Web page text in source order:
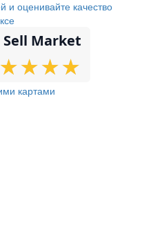
Sell Market
★
★★
★★
★★
★